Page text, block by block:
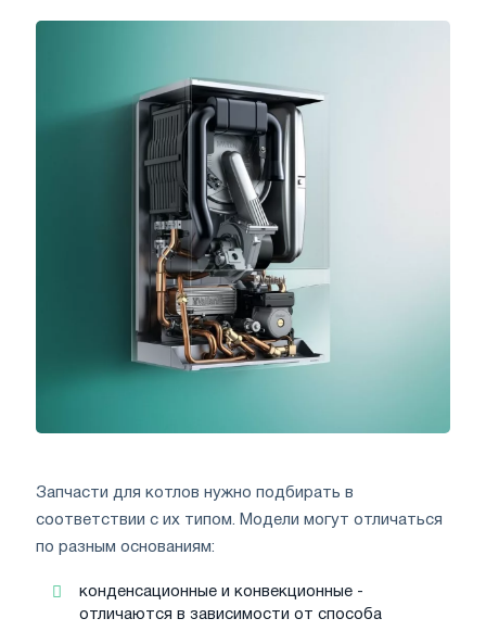
Запчасти для котлов нужно подбирать в
соответствии с их типом. Модели могут отличаться
по разным основаниям:
конденсационные и конвекционные -
отличаются в зависимости от способа